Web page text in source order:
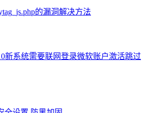
的漏洞解决方法
新系统需要联网登录微软账户激活跳过